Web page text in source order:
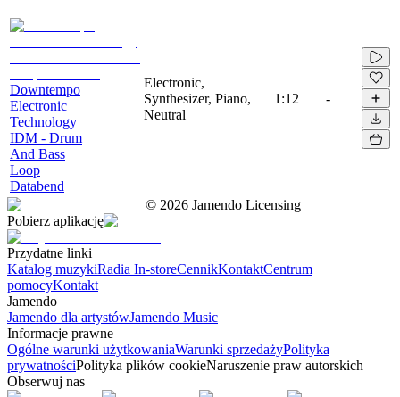
Downtempo
Electronic
Technology
IDM - Drum
And Bass
Loop
Databend
Electronic,
Synthesizer, Piano,
Neutral
1:12 -
© 2026 Jamendo Licensing
Pobierz aplikację
Przydatne linki
Katalog muzykiRadia In-storeCennikKontaktCentrum
pomocyKontakt
Jamendo
Jamendo dla artystówJamendo Music
Informacje prawne
Ogólne warunki użytkowaniaWarunki sprzedażyPolityka
prywatnościPolityka plików cookieNaruszenie praw autorskich
Obserwuj nas